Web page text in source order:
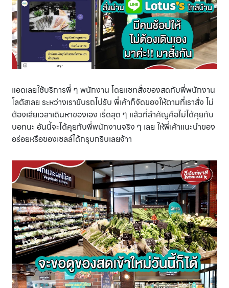
แอดเลยใช้บริการพี่ ๆ พนักงาน โดยแชทสั่งของสดกับพี่พนักงาน
โลตัสเลย ระหว่างเราขับรถไปรับ พี่เค้าก็จัดของให้ตามที่เราสั่ง ไม่
ต้องเสียเวลาเดินหาของเอง เริ่ดสุด ๆ แล้วที่สำคัญคือไม่ได้คุยกับ
บอทนะ อันนี้จะได้คุยกับพี่พนักงานจริง ๆ เลย ให้พี่เค้าแนะนำของ
อร่อยหรือของเซลล์ได้กรุบกริบเลยจ้าา